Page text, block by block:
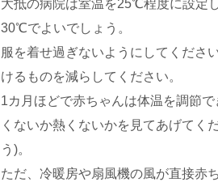
大抵の病院は室温を25℃程度に設定
30℃でよいでしょう。
服を着せ過ぎないようにしてくださ
けるものを減らしてください。
1カ月ほどで赤ちゃんは体温を調節
くないか熱くないかを見てあげてく
う)。
ただ、冷暖房や扇風機の風が直接赤